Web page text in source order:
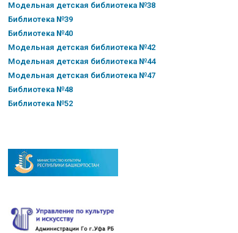
Модельная детская библиотека №38
Библиотека №39
Библиотека №40
Модельная детская библиотека №42
Модельная детская библиотека №44
Модельная детская библиотека №47
Библиотека №48
Библиотека №52